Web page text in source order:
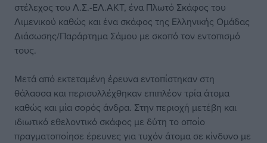
στέλεχος του Λ.Σ.-ΕΛ.ΑΚΤ, ένα Πλωτό Σκάφος του
Λιμενικού καθώς και ένα σκάφος της Ελληνικής Ομάδας
Διάσωσης/Παράρτημα Σάμου με σκοπό τον εντοπισμό
τους.
Μετά από εκτεταμένη έρευνα εντοπίστηκαν στη
θάλασσα και περισυλλέχθηκαν επιπλέον τρία άτομα
καθώς και μία σορός άνδρα. Στην περιοχή μετέβη και
ιδιωτικό εθελοντικό σκάφος με δύτη το οποίο
πραγματοποίησε έρευνες για τυχόν άτομα σε κίνδυνο με